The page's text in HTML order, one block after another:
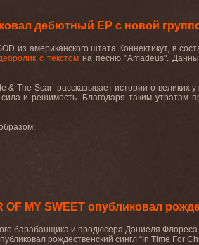
дебютный EP с новой
из американского штата Коннектикут, в
с текстом на песню "Amadeus".
&The Scar’ рассказывает истории о великих
и решимость. Благодаря таким утратам
:
MY SWEET опубликовал
барабанщика и продюсера Даниеля
рождественский сингл “In Time For